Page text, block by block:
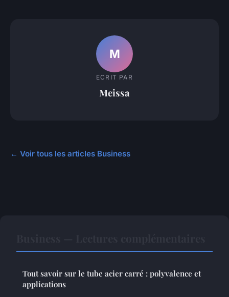
M
ECRIT PAR
Meissa
← Voir tous les articles Business
Tout savoir sur le tube acier carré : polyvalence et
applications